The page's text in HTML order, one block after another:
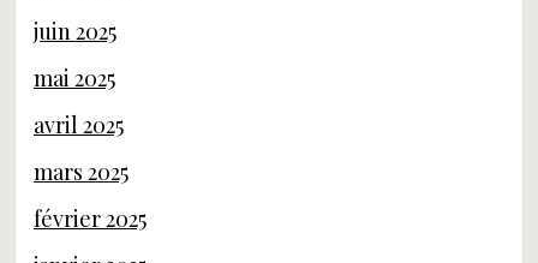
juin 2025
mai 2025
avril 2025
mars 2025
février 2025